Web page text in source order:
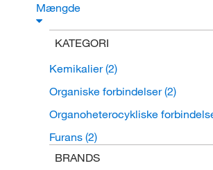
Mængde
KATEGORI
Kemikalier(2)
Organiske forbindelser(2)
Organoheterocykliske
Furans (2)
BRANDS